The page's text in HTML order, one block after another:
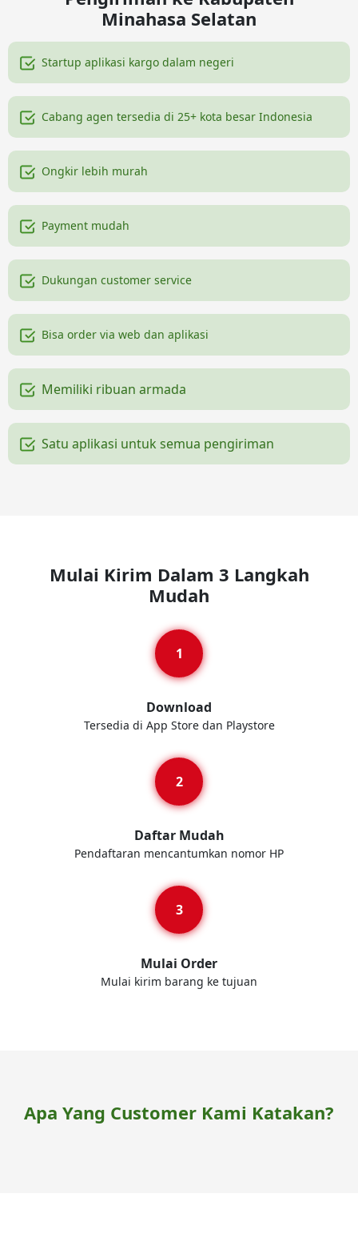
Minahasa Selatan
Startup aplikasi kargo dalam negeri
Cabang agen tersedia di 25+ kota besar Indonesia
Ongkir lebih murah
Payment mudah
Dukungan customer service
Bisa order via web dan aplikasi
Memiliki ribuan armada
Satu aplikasi untuk semua pengiriman
Mulai Kirim Dalam 3 Langkah
Mudah
Download
Tersedia di App Store dan Playstore
Daftar Mudah
Pendaftaran mencantumkan nomor HP
Mulai Order
Mulai kirim barang ke tujuan
Apa Yang Customer Kami Katakan?